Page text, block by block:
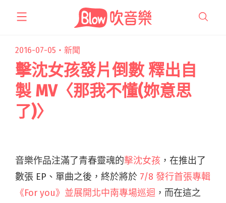
2016-07-05・ 新聞
擊沈女孩發片倒數 釋出自
製 MV〈那我不懂(妳意思
了)〉
音樂作品注滿了青春靈魂的擊沈女孩 ，在推出了
數張 EP、單曲之後，終於將於 7/8 發行首張專輯
《For you》並展開北中南專場巡迴 ，而在這之